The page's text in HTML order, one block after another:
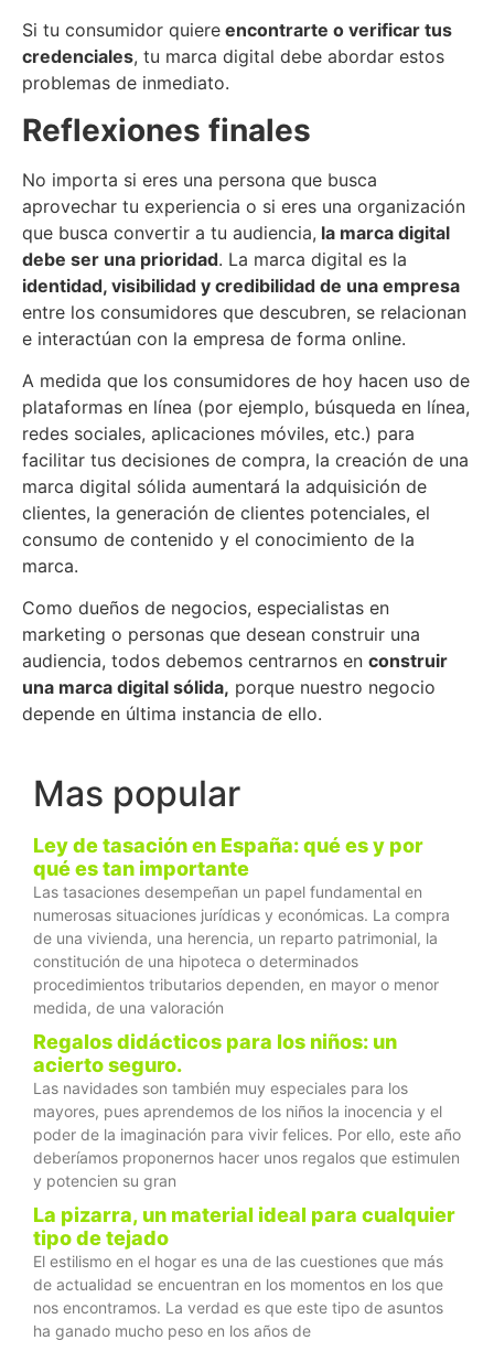
Si tu consumidor quiere encontrarte o verificar tus
credenciales, tu marca digital debe abordar estos
problemas de inmediato.
Reflexiones finales
No importa si eres una persona que busca
aprovechar tu experiencia o si eres una organización
que busca convertir a tu audiencia, la marca digital
debe ser una prioridad. La marca digital es la
identidad, visibilidad y credibilidad de una empresa
entre los consumidores que descubren, se relacionan
e interactúan con la empresa de forma online.
A medida que los consumidores de hoy hacen uso de
plataformas en línea (por ejemplo, búsqueda en línea,
redes sociales, aplicaciones móviles, etc.) para
facilitar tus decisiones de compra, la creación de una
marca digital sólida aumentará la adquisición de
clientes, la generación de clientes potenciales, el
consumo de contenido y el conocimiento de la
marca.
Como dueños de negocios, especialistas en
marketing o personas que desean construir una
audiencia, todos debemos centrarnos en construir
una marca digital sólida, porque nuestro negocio
depende en última instancia de ello.
Mas popular
Ley de tasación en España: qué es y por
qué es tan importante
Las tasaciones desempeñan un papel fundamental en
numerosas situaciones jurídicas y económicas. La compra
de una vivienda, una herencia, un reparto patrimonial, la
constitución de una hipoteca o determinados
procedimientos tributarios dependen, en mayor o menor
medida, de una valoración
Regalos didácticos para los niños: un
acierto seguro.
Las navidades son también muy especiales para los
mayores, pues aprendemos de los niños la inocencia y el
poder de la imaginación para vivir felices. Por ello, este año
deberíamos proponernos hacer unos regalos que estimulen
y potencien su gran
La pizarra, un material ideal para cualquier
tipo de tejado
El estilismo en el hogar es una de las cuestiones que más
de actualidad se encuentran en los momentos en los que
nos encontramos. La verdad es que este tipo de asuntos
ha ganado mucho peso en los años de